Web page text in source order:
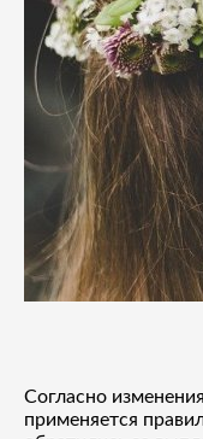
Согласно
применяется